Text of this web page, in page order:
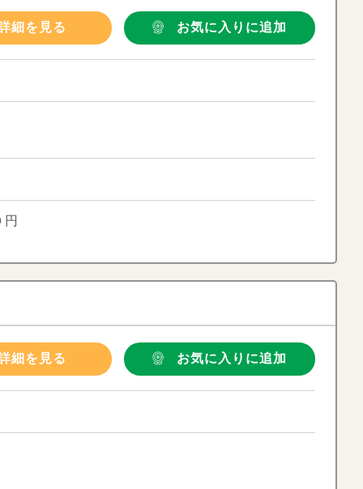
細を見る お気に入りに追加
細を見る お気に入りに追加